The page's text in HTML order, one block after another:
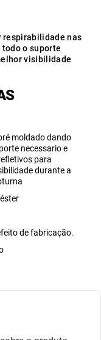
respirabilidade nas
todo o suporte
visibilidade
moldado dando
necessario e
para
durante a
de fabricação.